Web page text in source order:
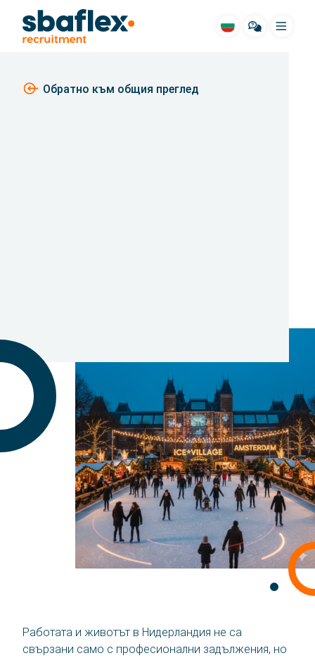
Меню
SBA за вас
Контакт
Hовини
За нас
История
български
Обратно към общия преглед
Работата и животът в Нидерландия не са
свързани само с професионални задължения, но